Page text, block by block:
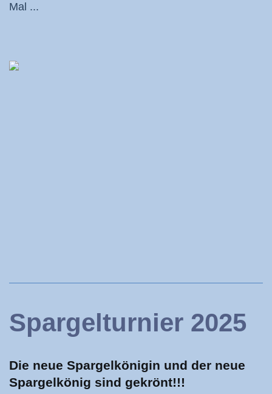
Mal ...
Spargelturnier 2025
Die neue Spargelkönigin und der neue
Spargelkönig sind gekrönt!!!